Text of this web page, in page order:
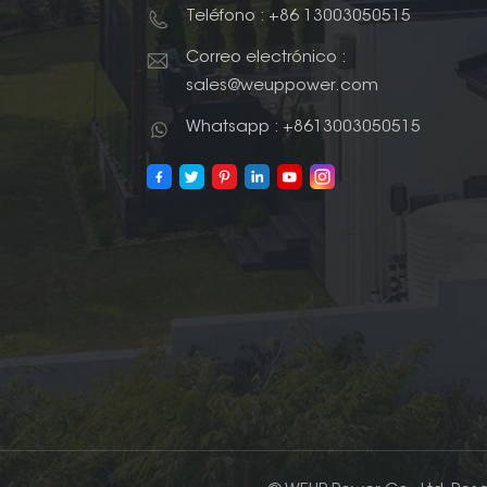
Teléfono : +86 13003050515
Correo electrónico :
sales@weuppower.com
Whatsapp : +8613003050515